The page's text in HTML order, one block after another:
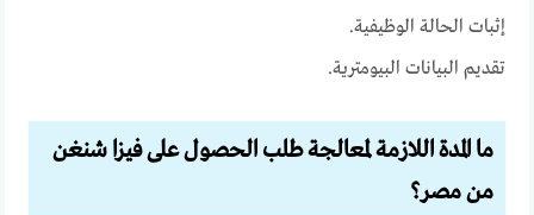
إثبات الحالة الوظيفية.
تقديم البيانات البيومترية.
ما المدة اللازمة لمعالجة طلب الحصول على فيزا شنغن
من مصر؟